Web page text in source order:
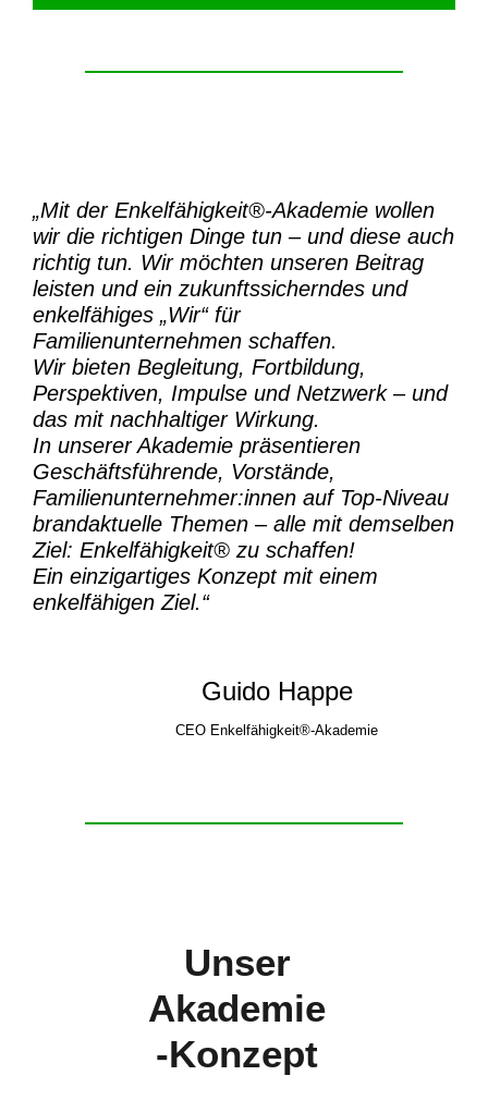
„Mit der Enkelfähigkeit®-Akademiewollen
wir die richtigen Dinge tun – und diese auch
richtig tun. Wir möchten unseren Beitrag
leisten und ein zukunftssicherndes und
enkelfähiges „Wir“ für
Familienunternehmen schaffen.
Wir bieten Begleitung, Fortbildung,
Perspektiven, Impulse und Netzwerk – und
das mit nachhaltiger Wirkung.
In unserer Akademie präsentieren
Geschäftsführende, Vorstände,
Familienunternehmer:innen auf Top-Niveau
brandaktuelle Themen – alle mit demselben
Ziel: Enkelfähigkeit® zu schaffen!
Ein einzigartiges Konzept mit einem
enkelfähigen Ziel.“
Guido Happe
CEO Enkelfähigkeit®-Akademie
Unser
Akademie
-Konzept